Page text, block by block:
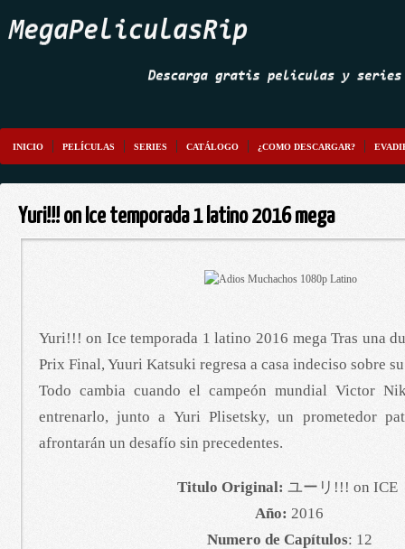
INICIO PELÍCULAS SERIES CATÁLOGO ¿COMO DESCARGAR?
Yuri!!! on Ice temporada 1 latino 2016 mega
Yuri!!! on Ice temporada 1 latino 2016 mega Tras una
Prix Final, Yuuri Katsuki regresa a casa indeciso sobre
Todo cambia cuando el campeón mundial Victor
entrenarlo, junto a Yuri Plisetsky, un prometedor
afrontarán un desafío sin precedentes.
Titulo Original: ユーリ!!! on ICE
Año: 2016
Numero de Capítulos: 12